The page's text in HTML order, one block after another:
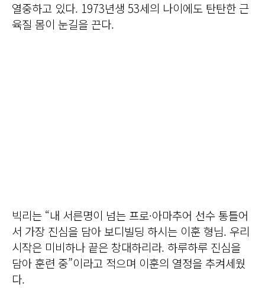
열중하고 있다. 1973년생 53세의 나이에도 탄탄한 근
육질 몸이 눈길을 끈다.
빅리는 “내 서른명이 넘는 프로·아마추어 선수 통틀어
서 가장 진심을 담아 보디빌딩 하시는 이훈 형님. 우리
시작은 미비하나 끝은 창대하리라. 하루하루 진심을
담아 훈련 중”이라고 적으며 이훈의 열정을 추켜세웠
다.